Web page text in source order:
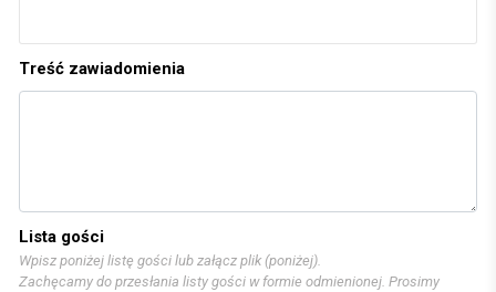
Treść zawiadomienia
Lista gości
Wpisz poniżej listę gości lub załącz plik (poniżej).
Zachęcamy do przesłania listy gości w formie odmienionej. Prosimy